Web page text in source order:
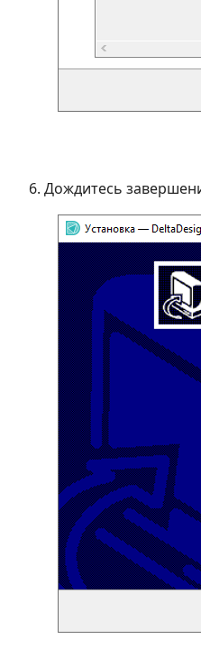
Дождитесь